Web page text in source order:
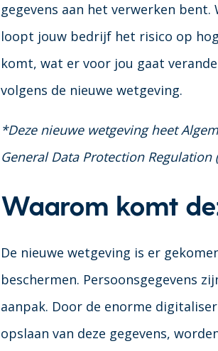
gegevens aan het verwerken
loopt jouw bedrijf het risico op
komt, wat er voor jou gaat
volgens de nieuwe wetgeving.
*Deze nieuwe wetgeving heet
General Data Protection
Waarom komt
De nieuwe wetgeving is er
beschermen. Persoonsgegevens
aanpak. Door de enorme
opslaan van deze gegevens,